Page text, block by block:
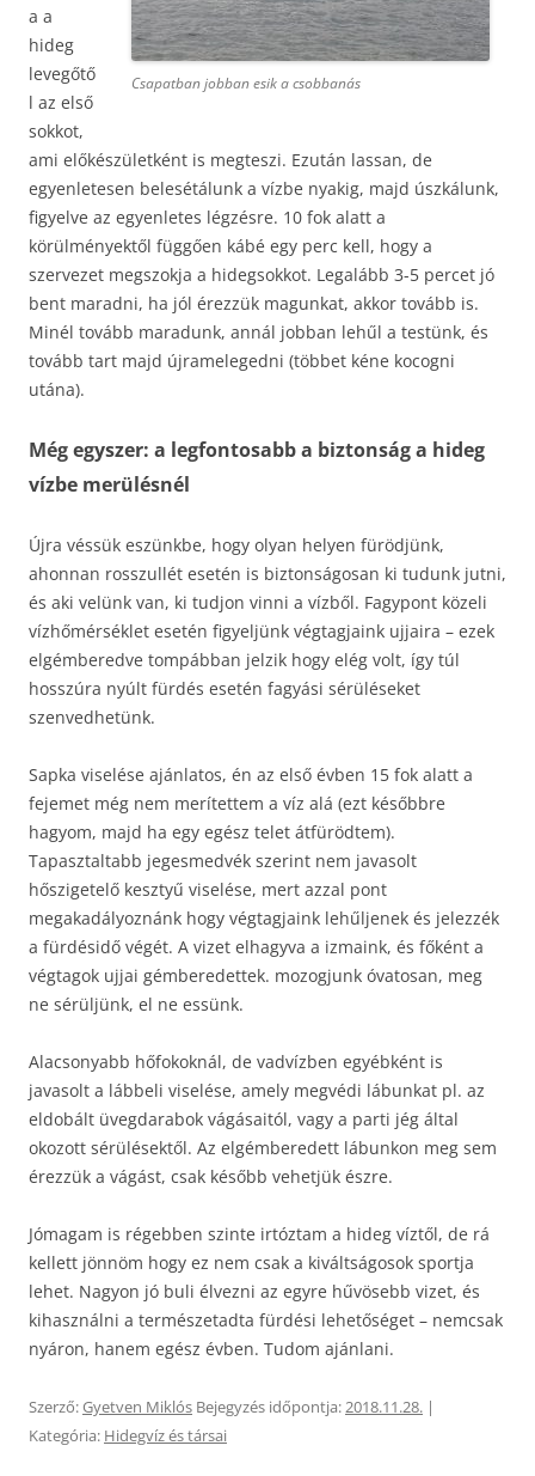
Csapatban jobban esik a csobbanás
a a
hideg
levegőtő
l az első
sokkot,
ami előkészületként is megteszi. Ezután lassan, de
egyenletesen belesétálunk a vízbe nyakig, majd úszkálunk,
figyelve az egyenletes légzésre. 10 fok alatt a
körülményektől függően kábé egy perc kell, hogy a
szervezet megszokja a hidegsokkot. Legalább 3-5 percet jó
bent maradni, ha jól érezzük magunkat, akkor tovább is.
Minél tovább maradunk, annál jobban lehűl a testünk, és
tovább tart majd újramelegedni (többet kéne kocogni
utána).
Még egyszer: a legfontosabb a biztonság a hideg
vízbe merülésnél
Újra véssük eszünkbe, hogy olyan helyen fürödjünk,
ahonnan rosszullét esetén is biztonságosan ki tudunk jutni,
és aki velünk van, ki tudjon vinni a vízből. Fagypont közeli
vízhőmérséklet esetén figyeljünk végtagjaink ujjaira – ezek
elgémberedve tompábban jelzik hogy elég volt, így túl
hosszúra nyúlt fürdés esetén fagyási sérüléseket
szenvedhetünk.
Sapka viselése ajánlatos, én az első évben 15 fok alatt a
fejemet még nem merítettem a víz alá (ezt későbbre
hagyom, majd ha egy egész telet átfürödtem).
Tapasztaltabb jegesmedvék szerint nem javasolt
hőszigetelő kesztyű viselése, mert azzal pont
megakadályoznánk hogy végtagjaink lehűljenek és jelezzék
a fürdésidő végét. A vizet elhagyva a izmaink, és főként a
végtagok ujjai gémberedettek. mozogjunk óvatosan, meg
ne sérüljünk, el ne essünk.
Alacsonyabb hőfokoknál, de vadvízben egyébként is
javasolt a lábbeli viselése, amely megvédi lábunkat pl. az
eldobált üvegdarabok vágásaitól, vagy a parti jég által
okozott sérülésektől. Az elgémberedett lábunkon meg sem
érezzük a vágást, csak később vehetjük észre.
Jómagam is régebben szinte irtóztam a hideg víztől, de rá
kellett jönnöm hogy ez nem csak a kiváltságosok sportja
lehet. Nagyon jó buli élvezni az egyre hűvösebb vizet, és
kihasználni a természetadta fürdési lehetőséget – nemcsak
nyáron, hanem egész évben. Tudom ajánlani.
Szerző:Gyetven Miklós Bejegyzés időpontja:2018.11.28. |
Kategória: Hidegvíz és társai